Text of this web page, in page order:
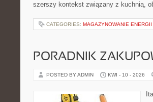
szerszy kontekst związany z kuchnią,
CATEGORIES: MAGAZYNOWANIE
PORADNIK
POSTED BY ADMIN KWI - 10 - 2026